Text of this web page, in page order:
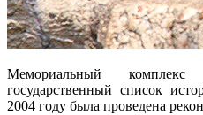
Мемориальный
государственный список
2004 году была проведена